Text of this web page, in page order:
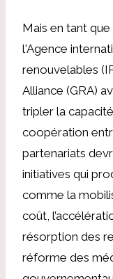
Mais en tant que
l'Agence
renouvelables
Alliance (GRA)
tripler la
coopération
partenariats
initiatives qui
comme la
coût,
résorption des
réforme des